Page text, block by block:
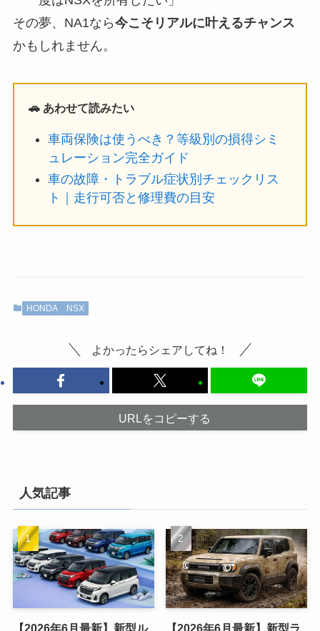
その夢、NA1なら今こそリアルに叶えるチャンス
かもしれません。
🚗 あわせて読みたい
車両保険は使うべき？等級別の損得シミ
ュレーション完全ガイド
車の故障・トラブル症状別チェックリス
ト｜走行可否と修理費の目安
HONDA NSX
よかったらシェアしてね！
URLをコピーする
人気記事
【2026年6月最新】新型ル
【2026年6月最新】新型ラ